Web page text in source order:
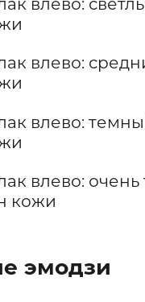
влево:
влево:
влево:
кожи
эмодзи